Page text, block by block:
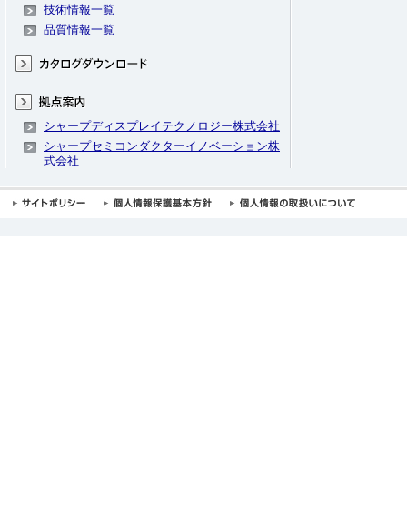
技術情報一覧
品質情報一覧
シャープディスプレイテクノロジー株式会社
シャープセミコンダクターイノベーション株
式会社